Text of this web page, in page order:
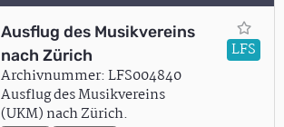
Ausflug des Musikvereins
nach Zürich
Archivnummer: LFS004840
Ausflug des Musikvereins
(UKM) nach Zürich.
LFS